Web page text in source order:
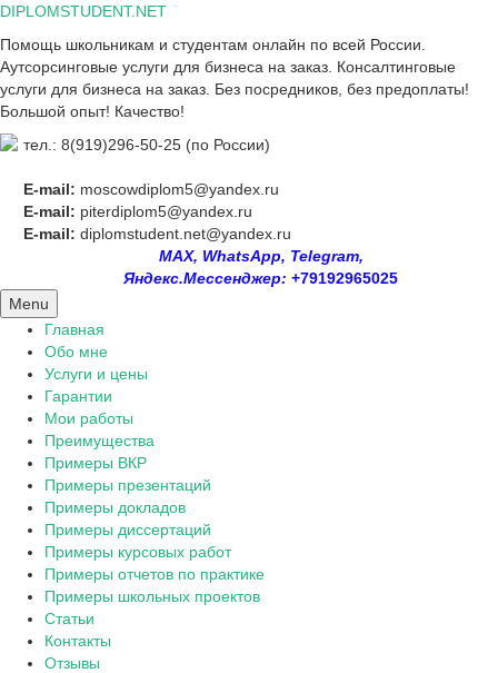
Skip
content
DIPLOMSTUDENT.NET
Помощь школьникам и студентам онлайн по всей России.
Аутсорсинговые услуги для бизнеса на заказ. Консалтинговые
услуги для бизнеса на заказ. Без посредников, без предоплаты!
Большой опыт! Качество!
тел.: 8(919)296-50-25 (по России)
E-mail: moscowdiplom5@yandex.ru
E-mail: piterdiplom5@yandex.ru
E-mail: diplomstudent.net@yandex.ru
MAX, WhatsApp, Telegram,
Яндекс.Мессенджер: +79192965025
Menu
Главная
Обо мне
Услуги и цены
Гарантии
Мои работы
Преимущества
Примеры ВКР
Примеры презентаций
Примеры докладов
Примеры диссертаций
Примеры курсовых работ
Примеры отчетов по практике
Примеры школьных проектов
Статьи
Контакты
Отзывы